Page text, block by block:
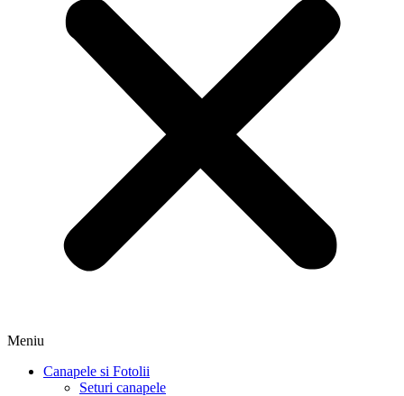
Meniu
Canapele si Fotolii
Seturi canapele